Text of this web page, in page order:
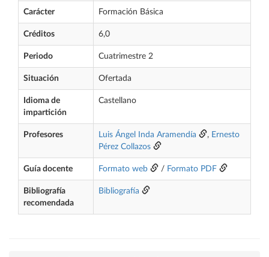
Carácter Formación Básica
Créditos 6,0
Periodo Cuatrimestre 2
Situación Ofertada
Idioma de
impartición
Castellano
Profesores Luis Ángel Inda Aramendía , Ernesto
Pérez Collazos
Guía docente Formato web / Formato PDF
Bibliografía
recomendada
Bibliografía